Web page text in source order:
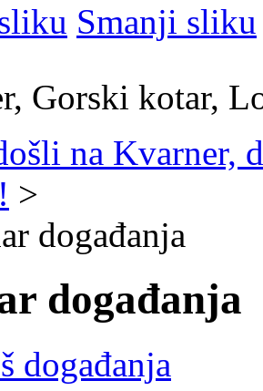
Smanji sliku
Gorski kotar,
na Kvarner,
>
događanja
događanja
događanja